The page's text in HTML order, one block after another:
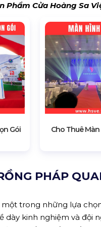
Phẩm Cửa Hoàng Sa
Gói Cho Thuê
PHÁP
một trong những lựa
dày kinh nghiệm và đội